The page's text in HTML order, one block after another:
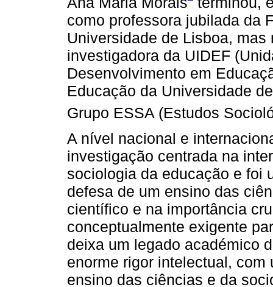
como professora jubilada da
Universidade de Lisboa,
investigadora da UIDEF
Desenvolvimento em
Educação da Universidade
Grupo ESSA (Estudos
A nível nacional e
investigação centrada na
sociologia da educação e foi
defesa de um ensino das
científico e na importância
conceptualmente exigente
deixa um legado académico
enorme rigor intelectual,
ensino das ciências e da